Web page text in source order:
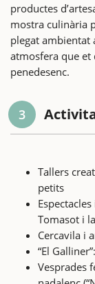
productes
mostra culinària
plegat ambientat
atmosfera que et
penedesenc.
3
Tallers
petits
Tomasot i
Cercavila i
“El
Vesprades